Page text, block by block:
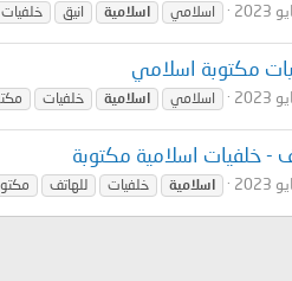
اسلامي اسلامية انيق خلفيات
مكتوبة اسلامي
اسلامي اسلامية خلفيات
- خلفيات اسلامية مكتوبة
اسلامية خلفيات للهاتف